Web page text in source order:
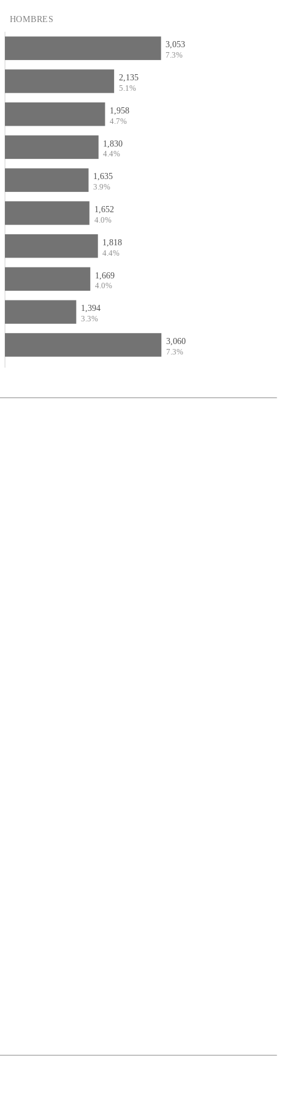
HOMBRES
3,053
7.3%
2,135
5.1%
1,958
4.7%
1,830
4.4%
1,635
3.9%
1,652
4.0%
1,818
4.4%
1,669
4.0%
1,394
3.3%
3,060
7.3%